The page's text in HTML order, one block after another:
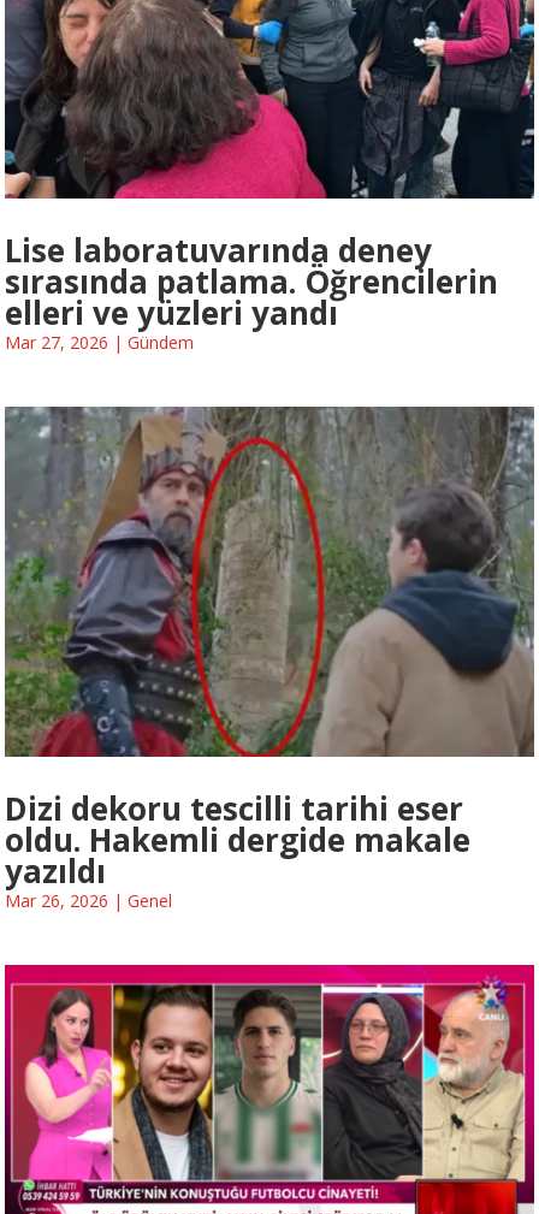
Lise laboratuvarında deney
sırasında patlama. Öğrencilerin
elleri ve yüzleri yandı
Mar 27, 2026 | Gündem
Dizi dekoru tescilli tarihi eser
oldu. Hakemli dergide makale
yazıldı
Mar 26, 2026 | Genel